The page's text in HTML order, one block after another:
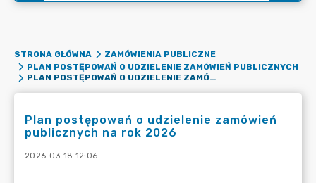
STRONA GŁÓWNA
ZAMÓWIENIA PUBLICZNE
PLAN POSTĘPOWAŃ O UDZIELENIE ZAMÓWIEŃ PUBLICZNYCH
PLAN POSTĘPOWAŃ O UDZIELENIE ZAMÓWIEŃ PUBLICZNYCH NA ROK 2026
Plan postępowań o udzielenie zamówień
publicznych na rok 2026
2026-03-18 12:06